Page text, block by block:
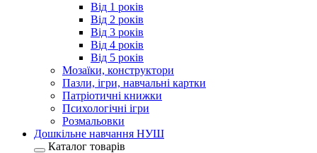
Від 1 років
Від 2 років
Від 3 років
Від 4 років
Від 5 років
Мозаїки, конструктори
Пазли, ігри, навчальні картки
Патріотичні книжки
Психологічні ігри
Розмальовки
Дошкільне навчання НУШ
Каталог товарів